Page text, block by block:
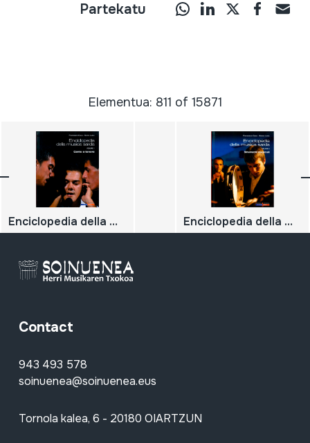
Partekatu
Elementua: 811 of 15871
Enciclopedia della musica sarda. Volume 1. Canto a tenore; Enciclopedia della musica sarda. Volume 9. Strumenti musicali;
Contact
943 493 578
soinuenea@soinuenea.eus
Tornola kalea, 6 - 20180 OIARTZUN